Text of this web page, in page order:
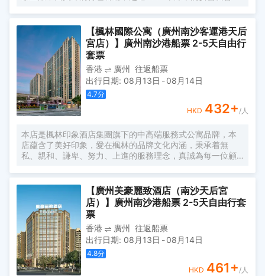
廳。酒店將致力為賓客提供旅居南沙“星”體驗。
【楓林國際公寓（廣州南沙客運港天后
宮店）】廣州南沙港船票 2-5天自由行
套票
香港 廣州 往返船票
出行日期: 08月13日 -08月14日
4.7分
HKD 432+ /人
本店是楓林印象酒店集團旗下的中高端服務式公寓品牌，本
店藴含了美好印象，愛在楓林的品牌文化內涵，秉承着無
私、親和、謙卑、努力、上進的服務理念，真誠為每一位顧
於一體的豪華酒店，是南沙區按酒店裝修建造。酒店座落在
南沙區漾濱路珠江灣FA-3棟，擁有高檔客房，酒店南臨珠
江，北臨大腳山，交通極其便利。 酒店環境優美，格調高
雅。客房舒適、豪華，餐飲風味獨特，設施先進的商務中心
隨時為您提供周到、快捷的服務。是您商務、會議的理想之
選。
【廣州美豪麗致酒店（南沙天后宮
店）】廣州南沙港船票 2-5天自由行套
票
香港 廣州 往返船票
出行日期: 08月13日 -08月14日
4.8分
HKD 461+ /人